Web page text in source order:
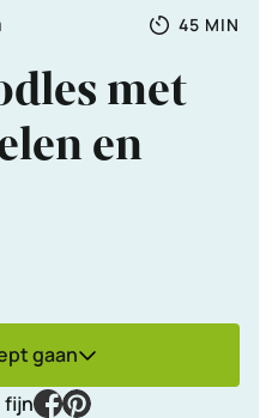
Totale
45 MIN
met
en
gaan
fijn
facebook
pinterest